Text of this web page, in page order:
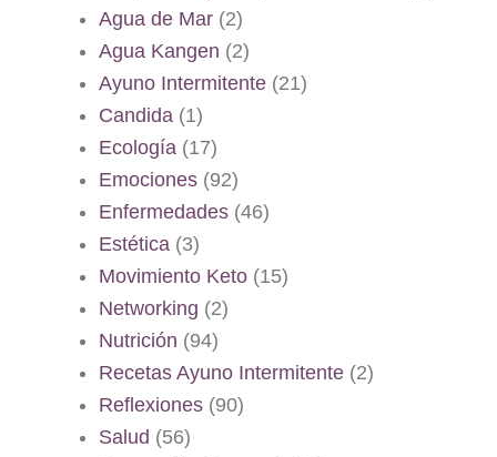
Agua de Mar (2)
Agua Kangen (2)
Ayuno Intermitente (21)
Candida (1)
Ecología (17)
Emociones (92)
Enfermedades (46)
Estética (3)
Movimiento Keto (15)
Networking (2)
Nutrición (94)
Recetas Ayuno Intermitente (2)
Reflexiones (90)
Salud (56)